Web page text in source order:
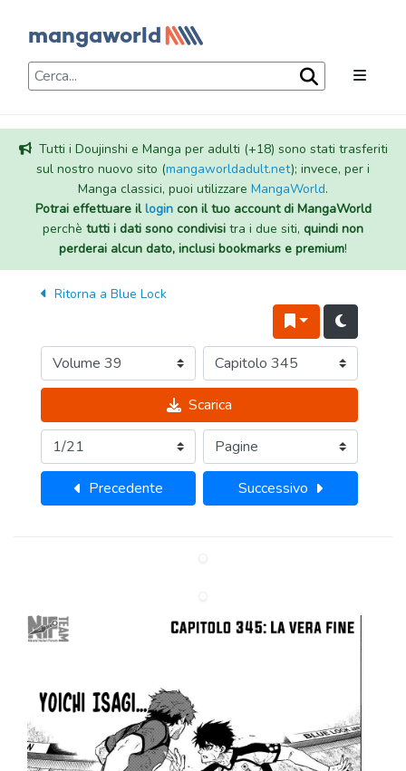
Tutti i Doujinshi e Manga per adulti (+18) sono stati trasferiti
sul nostro nuovo sito (mangaworldadult.net); invece, per i
Manga classici, puoi utilizzare MangaWorld.
Potrai effettuare illogincon il tuo account di MangaWorld
perchè tutti i dati sono condivisi tra i due siti, quindi non
perderai alcun dato, inclusi bookmarks e premium!
Ritorna a Blue Lock
Scarica
Precedente Successivo